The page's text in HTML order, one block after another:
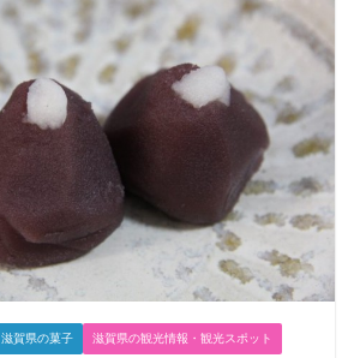
滋賀県の菓子 滋賀県の観光情報・観光スポット